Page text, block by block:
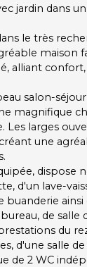
jardin dans
le très
maison
alliant
salon-
magnifique
Les larges
une
dispose
d'un lave-
buanderie
de salle
du
d'une salle
de 2 WC